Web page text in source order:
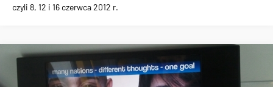
czyli 8, 12 i 16 czerwca 2012 r.